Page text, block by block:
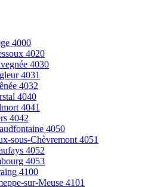
4000
4020
4030
4031
4032
4040
4041
4042
4050
sous-Chèvremont 4051
4052
4053
4100
sur-Meuse 4101